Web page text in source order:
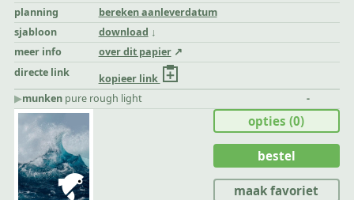
planning
bereken aanleverdatum
sjabloon
download
meer info
over dit papier
directe link
kopieer link
▶︎munken pure rough light -
opties(0)
bestel
maak favoriet